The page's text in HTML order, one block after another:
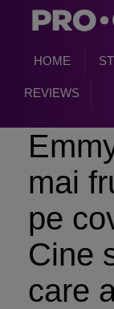
HOME
REVIEWS
mai
pe
Cine
care